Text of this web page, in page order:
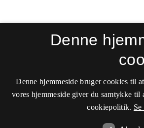
Denne
Denne hjemmeside bruger cookies til
vores hjemmeside giver du samtykke til
cookiepolitik.